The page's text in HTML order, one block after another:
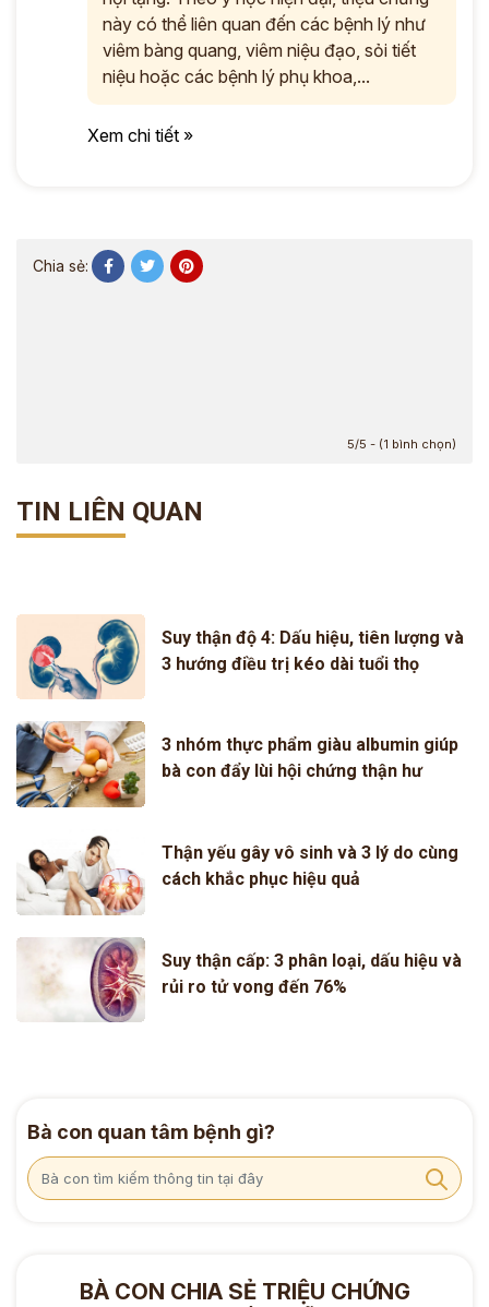
này có thể liên quan đến các bệnh lý như
viêm bàng quang, viêm niệu đạo, sỏi tiết
niệu hoặc các bệnh lý phụ khoa,...
Xem chi tiết »
Chia sẻ:
5/5 - (1 bình chọn)
TIN LIÊN QUAN
Suy thận độ 4: Dấu hiệu, tiên lượng và
3 hướng điều trị kéo dài tuổi thọ
3 nhóm thực phẩm giàu albumin giúp
bà con đẩy lùi hội chứng thận hư
Thận yếu gây vô sinh và 3 lý do cùng
cách khắc phục hiệu quả
Suy thận cấp: 3 phân loại, dấu hiệu và
rủi ro tử vong đến 76%
Bà con quan tâm bệnh gì?
BÀ CON CHIA SẺ TRIỆU CHỨNG